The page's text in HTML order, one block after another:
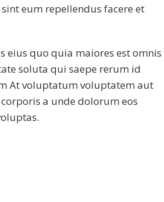
eum repellendus facere et
eius quo quia maiores est omnis
soluta qui saepe rerum id
At voluptatum voluptatem aut
a unde dolorum eos